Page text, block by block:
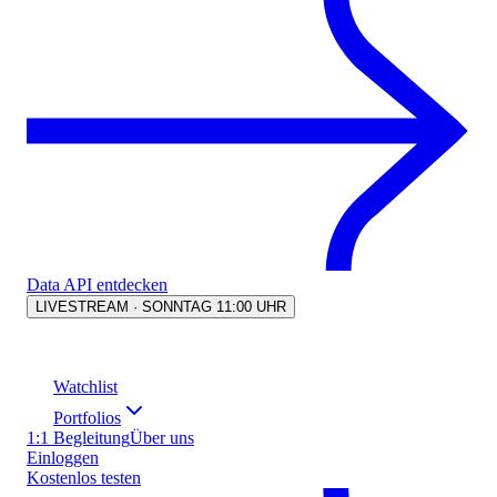
Data API entdecken
LIVESTREAM · SONNTAG 11:00 UHR
Watchlist
Portfolios
1:1 BegleitungÜber uns
Einloggen
Kostenlos testen